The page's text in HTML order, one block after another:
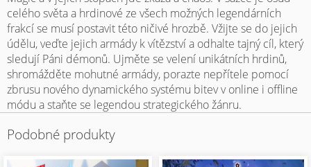
celého světa a hrdinové ze všech možných legendárních
frakcí se musí postavit této ničivé hrozbě. Vžijte se do jejich
údělu, veďte jejich armády k vítězství a odhalte tajný cíl, který
sledují Páni démonů. Ujměte se velení unikátních hrdinů,
shromážděte mohutné armády, porazte nepřítele pomocí
zbrusu nového dynamického systému bitev v online i offline
módu a staňte se legendou strategického žánru.
Podobné produkty